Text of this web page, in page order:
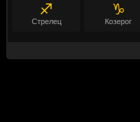
♐
Стрелец
♑
Козерог